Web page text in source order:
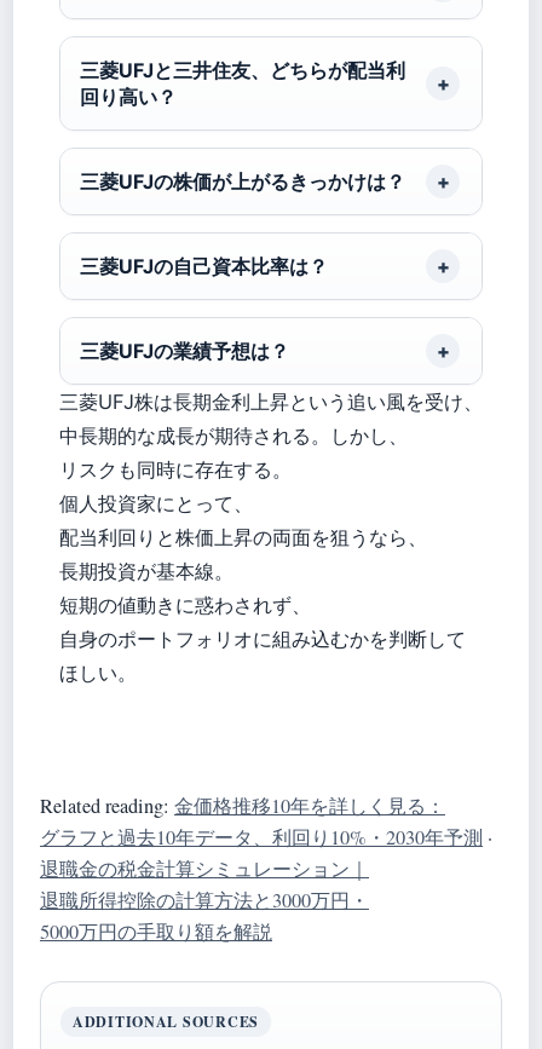
三菱UFJと三井住友、どちらが配当利
回り高い？
三菱UFJの株価が上がるきっかけは？
三菱UFJの自己資本比率は？
三菱UFJの業績予想は？
三菱UFJ株は長期金利上昇という追い風を受け、
中長期的な成長が期待される。しかし、
リスクも同時に存在する。
個人投資家にとって、
配当利回りと株価上昇の両面を狙うなら、
長期投資が基本線。
短期の値動きに惑わされず、
自身のポートフォリオに組み込むかを判断して
ほしい。
Related reading: 金価格推移10年を詳しく見る：
グラフと過去10年データ、利回り10%・2030年予測 ·
退職金の税金計算シミュレーション｜
退職所得控除の計算方法と3000万円・
5000万円の手取り額を解説
ADDITIONAL SOURCES